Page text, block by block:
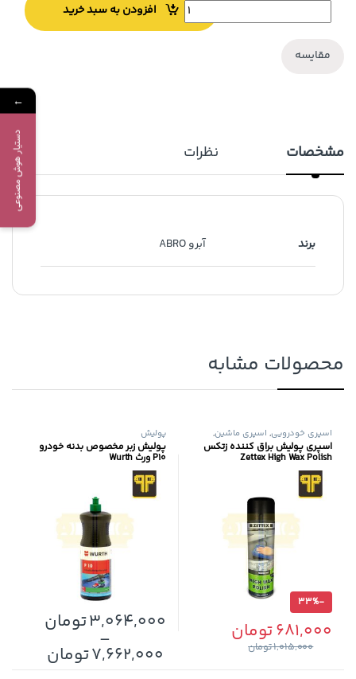
افزودن به سبد خرید
مقایسه
مشخصات نظرات
برند آبرو ABRO
محصولات مشابه
اسپری خودرویی, اسپری ماشین,
پولیش
اسپری پولیش براق کننده زتکس
Zettex High Wax Polish
-
33%
681,000تومان
1,015,000تومان
پولیش
پولیش زبر مخصوص بدنه خودرو
P10 ورث Wurth
3,064,000تومان
–
7,662,000تومان
این محصول دارای انواع مختلفی
←
دستیار هوش مصنوعی